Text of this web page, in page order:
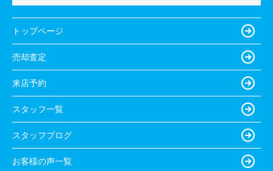
トップページ
売却査定
来店予約
スタッフ一覧
スタッフブログ
お客様の声一覧